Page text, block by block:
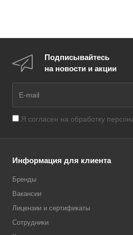
Подписывайтесь
на новости и акции
Я согласен на обработку
Информация для клиента
Бренды
Вакансии
Лицензии и сертификаты
Сотрудники